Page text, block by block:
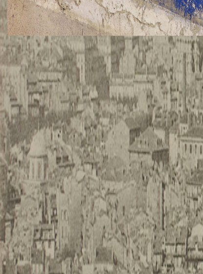
TWITTER TUMBLR PINTEREST